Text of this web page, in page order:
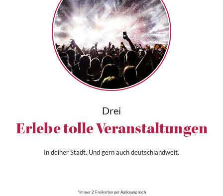
Drei
Erlebe tolle Veranstaltungen
In deiner Stadt. Und gern auch deutschlandweit.
*Immer 2 Freikarten per Auslosung nach